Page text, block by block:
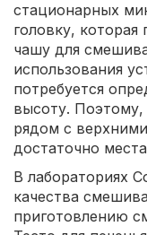
стационарных
головку,
чашу для
использования
потребуется
высоту. Поэтому,
рядом с
достаточно
В лабораториях
качества
приготовлению